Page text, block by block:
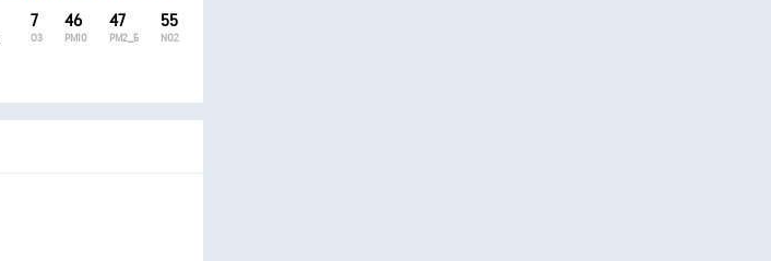
7
O3
46
PM10
47
PM2_5
55
NO2